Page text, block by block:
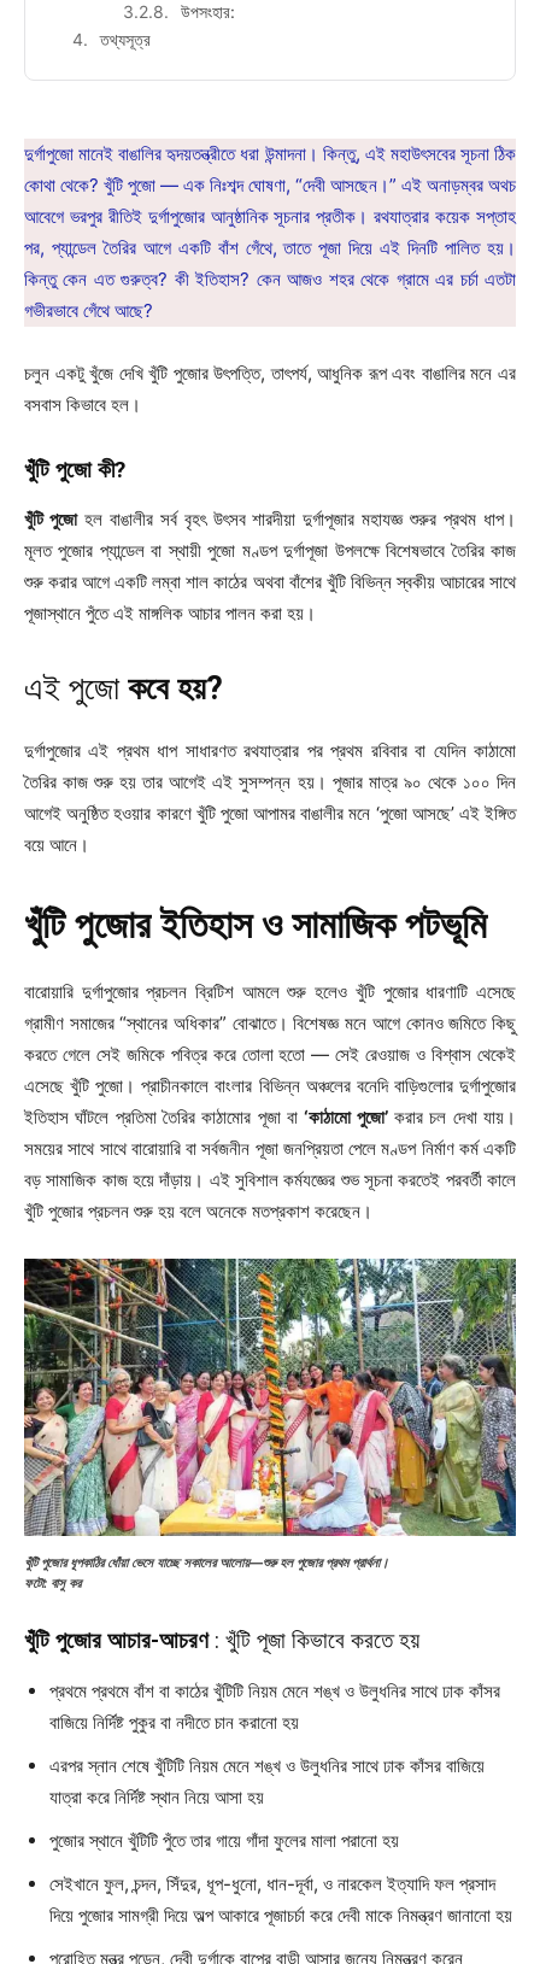
উপসংহার:
তথ্যসূত্র
দুর্গাপুজো মানেই বাঙালির হৃদয়তন্ত্রীতে ধরা উন্মাদনা। কিন্তু, এই মহাউৎসবের সূচনা ঠিক
কোথা থেকে? খুঁটি পুজো — এক নিঃশব্দ ঘোষণা, “দেবী আসছেন।” এই অনাড়ম্বর অথচ
আবেগে ভরপুর রীতিই দুর্গাপুজোর আনুষ্ঠানিক সূচনার প্রতীক। রথযাত্রার কয়েক সপ্তাহ
পর, প্যান্ডেল তৈরির আগে একটি বাঁশ গেঁথে, তাতে পূজা দিয়ে এই দিনটি পালিত হয়।
কিন্তু কেন এত গুরুত্ব? কী ইতিহাস? কেন আজও শহর থেকে গ্রামে এর চর্চা এতটা
গভীরভাবে গেঁথে আছে?
চলুন একটু খুঁজে দেখি খুঁটি পুজোর উৎপত্তি, তাৎপর্য, আধুনিক রূপ এবং বাঙালির মনে এর
বসবাস কিভাবে হল।
খুঁটি পুজো কী?
খুঁটি পুজোহল বাঙালীর সর্ব বৃহৎ উৎসব শারদীয়া দুর্গাপূজার মহাযজ্ঞ শুরুর প্রথম ধাপ।
মূলত পুজোর প্যান্ডেল বা স্থায়ী পুজো মণ্ডপ দুর্গাপূজা উপলক্ষে বিশেষভাবে তৈরির কাজ
শুরু করার আগে একটি লম্বা শাল কাঠের অথবা বাঁশের খুঁটি বিভিন্ন স্বকীয় আচারের সাথে
পূজাস্থানে পুঁতে এই মাঙ্গলিক আচার পালন করা হয়।
এই পুজোকবে হয়?
দুর্গাপুজোর এই প্রথম ধাপ সাধারণত রথযাত্রার পর প্রথম রবিবার বা যেদিন কাঠামো
তৈরির কাজ শুরু হয় তার আগেই এই সুসম্পন্ন হয়। পূজার মাত্র ৯০ থেকে ১০০ দিন
আগেই অনুষ্ঠিত হওয়ার কারণে খুঁটি পুজো আপামর বাঙালীর মনে ‘পুজো আসছে’ এই ইঙ্গিত
বয়ে আনে।
খুঁটি পুজোর ইতিহাস ও সামাজিক পটভূমি
বারোয়ারি দুর্গাপুজোর প্রচলন ব্রিটিশ আমলে শুরু হলেও খুঁটি পুজোর ধারণাটি এসেছে
গ্রামীণ সমাজের “স্থানের অধিকার” বোঝাতে। বিশেষজ্ঞ মনে আগে কোনও জমিতে কিছু
করতে গেলে সেই জমিকে পবিত্র করে তোলা হতো — সেই রেওয়াজ ও বিশ্বাস থেকেই
এসেছে খুঁটি পুজো। প্রাচীনকালে বাংলার বিভিন্ন অঞ্চলের বনেদি বাড়িগুলোর দুর্গাপুজোর
ইতিহাস ঘাঁটলে প্রতিমা তৈরির কাঠামোর পূজা বা‘কাঠামো পুজো’করার চল দেখা যায়।
সময়ের সাথে সাথে বারোয়ারি বা সর্বজনীন পূজা জনপ্রিয়তা পেলে মণ্ডপ নির্মাণ কর্ম একটি
বড় সামাজিক কাজ হয়ে দাঁড়ায়। এই সুবিশাল কর্মযজ্ঞের শুভ সূচনা করতেই পরবর্তী কালে
খুঁটি পুজোর প্রচলন শুরু হয় বলে অনেকে মতপ্রকাশ করেছেন।
খুঁটি পুজোর ধূপকাঠির ধোঁয়া ভেসে যাচ্ছে সকালের আলোয়—শুরু হল পুজোর প্রথম প্রার্থনা।
ফটো: বাসু কর
খুঁটি পুজোর আচার-আচরণ: খুঁটি পূজা কিভাবে করতে হয়
প্রথমে প্রথমে বাঁশ বা কাঠের খুঁটিটি নিয়ম মেনে শঙ্খ ও উলুধনির সাথে ঢাক কাঁসর
বাজিয়ে নির্দিষ্ট পুকুর বা নদীতে চান করানো হয়
এরপর স্নান শেষে খুঁটিটি নিয়ম মেনে শঙ্খ ও উলুধনির সাথে ঢাক কাঁসর বাজিয়ে
যাত্রা করে নির্দিষ্ট স্থান নিয়ে আসা হয়
পুজোর স্থানে খুঁটিটি পুঁতে তার গায়ে গাঁদা ফুলের মালা পরানো হয়
সেইখানে ফুল, চন্দন, সিঁদুর, ধূপ-ধুনো, ধান-দূর্বা, ও নারকেল ইত্যাদি ফল প্রসাদ
দিয়ে পুজোর সামগ্রী দিয়ে অল্প আকারে পূজাচর্চা করে দেবী মাকে নিমন্ত্রণ জানানো হয়
পুরোহিত মন্ত্র পড়েন, দেবী দুর্গাকে বাপের বাড়ী আসার জন্যে নিমন্ত্রণ করেন